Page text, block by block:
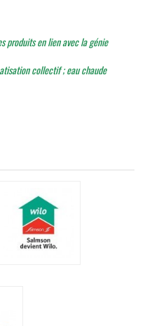
produits en lien avec la génie
collectif ; eau chaude